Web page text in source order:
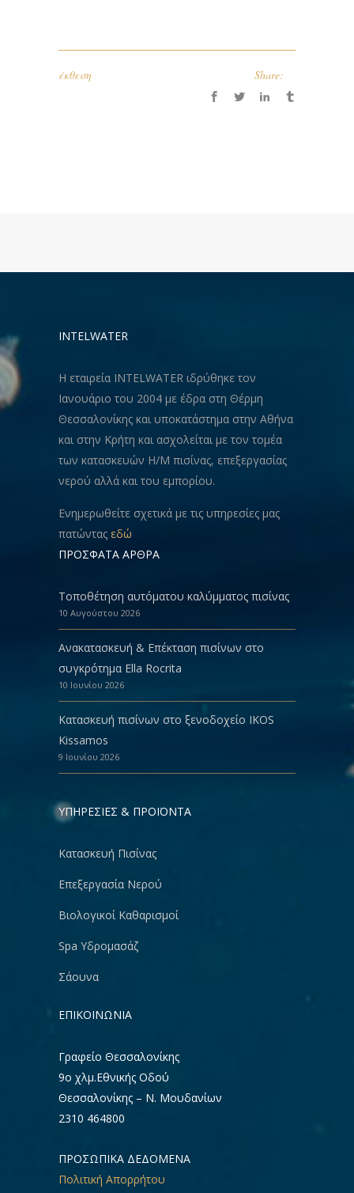
έκθεση Share:
INTELWATER
Η εταιρεία INTELWATER ιδρύθηκε τον
Ιανουάριο του 2004 με έδρα στη Θέρμη
Θεσσαλονίκης και υποκατάστημα στην Αθήνα
και στην Κρήτη και ασχολείται με τον τομέα
των κατασκευών Η/Μ πισίνας, επεξεργασίας
νερού αλλά και του εμπορίου.
Ενημερωθείτε σχετικά με τις υπηρεσίες μας
πατώντας εδώ
ΠΡΟΣΦΑΤΑ ΑΡΘΡΑ
Τοποθέτηση αυτόματου καλύμματος πισίνας
10 Αυγούστου 2026
Ανακατασκευή & Eπέκταση πισίνων στο
συγκρότημα Ella Rocrita
10 Ιουνίου 2026
Κατασκευή πισίνων στο ξενοδοχείο IKOS
Kissamos
9 Ιουνίου 2026
ΥΠΗΡΕΣΙΕΣ & ΠΡΟΪΟΝΤΑ
Κατασκευή Πισίνας
Επεξεργασία Νερού
Βιολογικοί Καθαρισμοί
Spa Υδρομασάζ
Σάουνα
ΕΠΙΚΟΙΝΩΝΊΑ
Γραφείο Θεσσαλονίκης
9ο χλμ.Εθνικής Οδού
Θεσσαλονίκης – Ν. Μουδανίων
2310 464800
ΠΡΟΣΩΠΙΚΑ ΔΕΔΟΜΕΝΑ
Πολιτική Απορρήτου